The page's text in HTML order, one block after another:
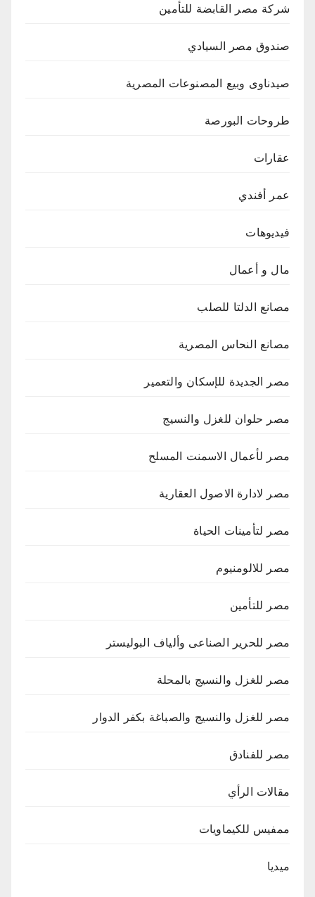
شركة مصر القابضة للتأمين
صندوق مصر السيادي
صيدناوى وبيع المصنوعات المصرية
طروحات البورصة
عقارات
عمر أفندي
فيديوهات
مال و أعمال
مصانع الدلتا للصلب
مصانع النحاس المصرية
مصر الجديدة للإسكان والتعمير
مصر حلوان للغزل والنسيج
مصر لأعمال الاسمنت المسلح
مصر لادارة الاصول العقارية
مصر لتأمينات الحياة
مصر للالومنيوم
مصر للتأمين
مصر للحرير الصناعى وألياف البوليستر
مصر للغزل والنسيج بالمحلة
مصر للغزل والنسيج والصباغة بكفر الدوار
مصر للفنادق
مقالات الرأي
ممفيس للكيماويات
ميديا